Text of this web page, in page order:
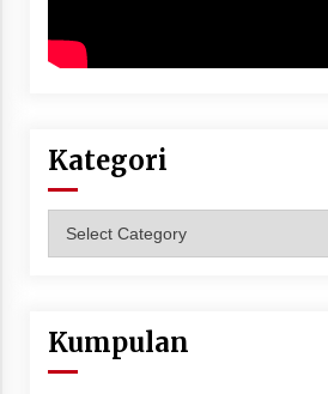
Kategori
Kumpulan